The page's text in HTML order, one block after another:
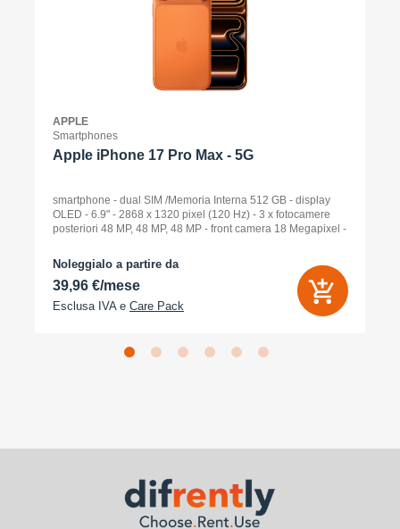
APPLE
Smartphones
Apple iPhone 17 Pro Max - 5G
smartphone - dual SIM /Memoria Interna 512 GB - display
OLED - 6.9" - 2868 x 1320 pixel (120 Hz) - 3 x fotocamere
posteriori 48 MP, 48 MP, 48 MP - front camera 18 Megapixel -
Noleggialo a partire da
39,96 €/mese
Esclusa IVA e Care Pack